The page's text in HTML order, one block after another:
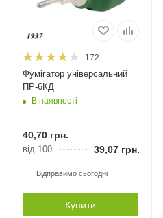
172
Фумігатор універсальний
ПР-6КД
В наявності
40,70грн.
від 100 39,07грн.
Відправимо сьогодні
Купити